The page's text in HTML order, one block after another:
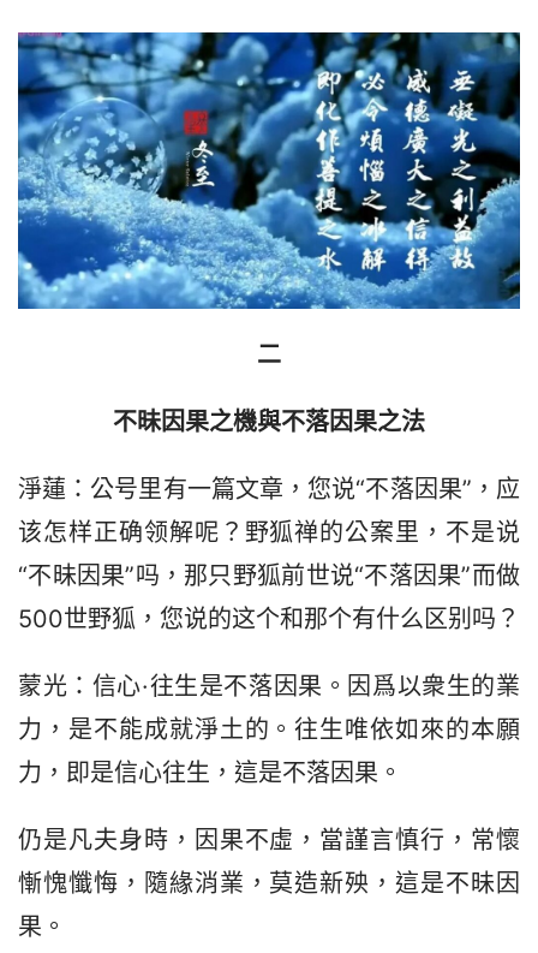
二
不昧因果之機與不落因果之法
淨蓮：公号里有一篇文章，您说“不落因果”，应
该怎样正确领解呢？野狐禅的公案里，不是说
“不昧因果”吗，那只野狐前世说“不落因果”而做
500世野狐，您说的这个和那个有什么区别吗？
蒙光：信心·往生是不落因果。因爲以衆生的業
力，是不能成就淨土的。往生唯依如來的本願
力，即是信心往生，這是不落因果。
仍是凡夫身時，因果不虛，當謹言慎行，常懷
慚愧懺悔，隨緣消業，莫造新殃，這是不昧因
果。